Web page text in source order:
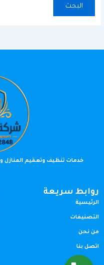
خدمات تنظيف وتعقيم المنازل
روابط سريعة
الرئيسية
التصنيفات
من نحن
اتصل بنا